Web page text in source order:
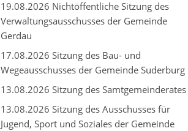
19.08.2026 Nichtöffentliche Sitzung des
Verwaltungsausschusses der Gemeinde
Gerdau
17.08.2026 Sitzung des Bau- und
Wegeausschusses der Gemeinde Suderburg
13.08.2026 Sitzung des Samtgemeinderates
13.08.2026 Sitzung des Ausschusses für
Jugend, Sport und Soziales der Gemeinde